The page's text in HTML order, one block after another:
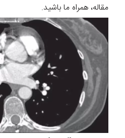
مقاله، همراه ما باشید.